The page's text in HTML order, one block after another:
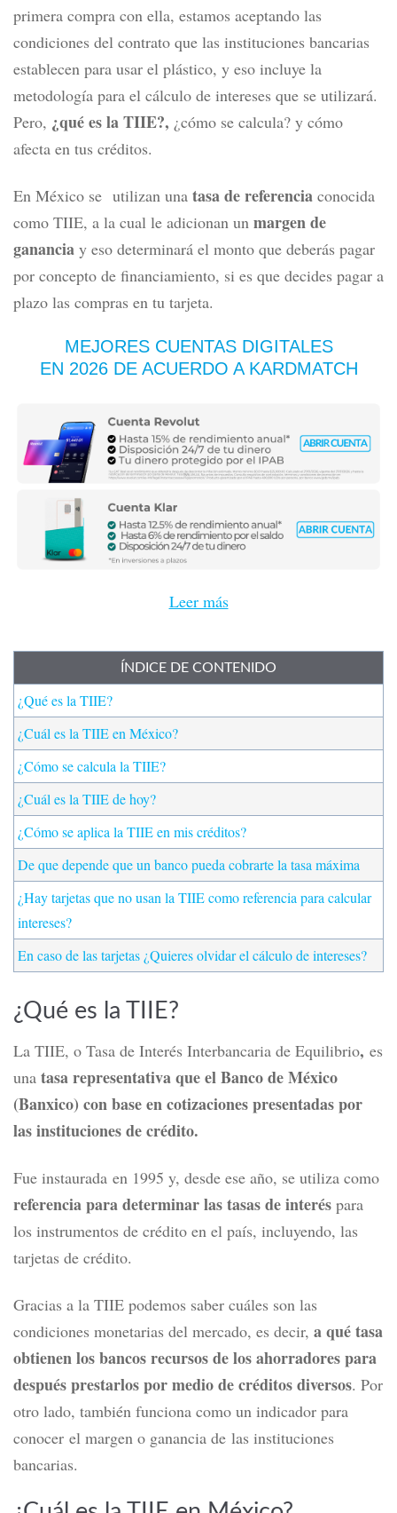
primera compra con ella, estamos aceptando las
condiciones del contrato que las instituciones bancarias
establecen para usar el plástico, y eso incluye la
metodología para el cálculo de intereses que se utilizará.
Pero, ¿qué es la TIIE?, ¿cómo se calcula? y cómo
afecta en tus créditos.
En México se utilizan una tasa de referencia conocida
como TIIE, a la cual le adicionan un margen de
ganancia y eso determinará el monto que deberás pagar
por concepto de financiamiento, si es que decides pagar a
plazo las compras en tu tarjeta.
MEJORES CUENTAS DIGITALES
EN 2026 DE ACUERDO A KARDMATCH
Leer más
ÍNDICE DE CONTENIDO
¿Qué es la TIIE?
¿Cuál es la TIIE en México?
¿Cómo se calcula la TIIE?
¿Cuál es la TIIE de hoy?
¿Cómo se aplica la TIIE en mis créditos?
De que depende que un banco pueda cobrarte la tasa máxima
¿Hay tarjetas que no usan la TIIE como referencia para calcular
intereses?
En caso de las tarjetas ¿Quieres olvidar el cálculo de intereses?
¿Qué es la TIIE?
La TIIE, o Tasa de Interés Interbancaria de Equilibrio, es
una tasa representativa que el Banco de México
(Banxico) con base en cotizaciones presentadas por
las instituciones de crédito.
Fue instaurada en 1995 y, desde ese año, se utiliza como
referencia para determinar las tasas de interés para
los instrumentos de crédito en el país, incluyendo, las
tarjetas de crédito.
Gracias a la TIIE podemos saber cuáles son las
condiciones monetarias del mercado, es decir, a qué tasa
obtienen los bancos recursos de los ahorradores para
después prestarlos por medio de créditos diversos. Por
otro lado, también funciona como un indicador para
conocer el margen o ganancia de las instituciones
bancarias.